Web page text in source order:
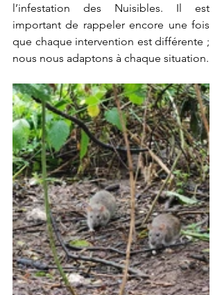
l’infestation des Nuisibles. Il est
important de rappeler encore une fois
que chaque intervention est différente ;